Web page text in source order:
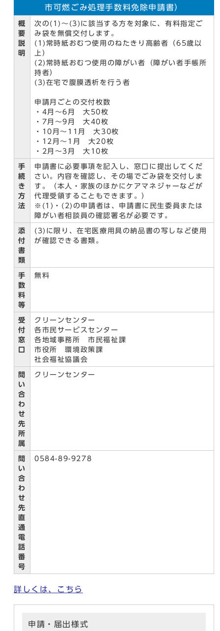
市可燃ごみ処理手数料免除申請書）
概
要
説
明
次の(1)～(3)に該当する方を対象に、有料指定ご
み袋を無償交付します。
(1)常時紙おむつ使用のねたきり高齢者（65歳以
上）
(2)常時紙おむつ使用の障がい者（障がい者手帳所
持者）
(3)在宅で腹膜透析を行う者
申請月ごとの交付枚数
・4月～6月 大50枚
・7月～9月 大40枚
・10月～11月 大30枚
・12月～1月 大20枚
・2月～3月 大10枚
手
続
き
方
法
申請書に必要事項を記入し、窓口に提出してくだ
さい。内容を確認し、その場でごみ袋を交付しま
す。（本人・家族のほかにケアマネジャーなどが
代理受領することもできます。）
※(1)・(2)の申請者は、申請書に民生委員または
障がい者相談員の確認署名が必要です。
添
付
書
類
(3)に限り、在宅医療用具の納品書の写しなど使用
が確認できる書類。
手
数
料
等
無料
受
付
窓
口
クリーンセンター
各市民サービスセンター
各地域事務所 市民福祉課
市役所 環境政策課
社会福祉協議会
問
い
合
わ
せ
先
所
属
クリーンセンター
問
い
合
わ
せ
先
直
通
電
話
番
号
0584-89-9278
詳しくは、こちら
申請・届出様式